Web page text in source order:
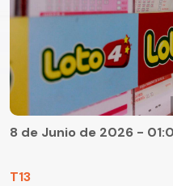
T13
8 de Junio de 2026 -